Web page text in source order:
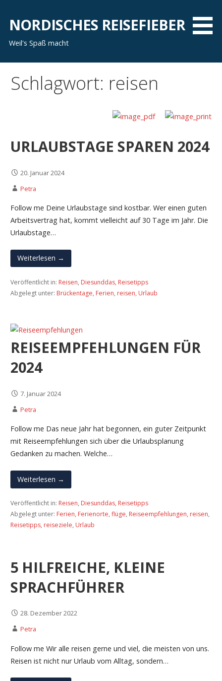
Inhalt
springen
NORDISCHES REISEFIEBER
Weil's Spaß macht
Schlagwort: reisen
URLAUBSTAGE SPAREN 2024
20. Januar 2024
Petra
Follow me Deine Urlaubstage sind kostbar. Wer einen guten
Arbeitsvertrag hat, kommt vielleicht auf 30 Tage im Jahr. Die
Urlaubstage…
Weiterlesen →
Veröffentlicht in: Reisen, Diesunddas, Reisetipps
Abgelegt unter: Brückentage, Ferien, reisen, Urlaub
REISEEMPFEHLUNGEN FÜR
2024
7. Januar 2024
Petra
Follow me Das neue Jahr hat begonnen, ein guter Zeitpunkt
mit Reiseempfehlungen sich über die Urlaubsplanung
Gedanken zu machen. Welche…
Weiterlesen →
Veröffentlicht in: Reisen, Diesunddas, Reisetipps
Abgelegt unter: Ferien, Ferienorte, flüge, Reiseempfehlungen, reisen,
Reisetipps, reiseziele, Urlaub
5 HILFREICHE, KLEINE
SPRACHFÜHRER
28. Dezember 2022
Petra
Follow me Wir alle reisen gerne und viel, die meisten von uns.
Reisen ist nicht nur Urlaub vom Alltag, sondern…